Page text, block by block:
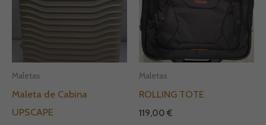
Maletas
Maleta de Cabina
UPSCAPE
Maletas
ROLLING TOTE
119,00 €